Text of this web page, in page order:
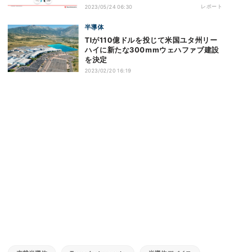
2023/05/24 06:30 レポート
半導体
TIが110億ドルを投じて米国ユタ州リー
ハイに新たな300mmウェハファブ建設
を決定
2023/02/20 16:19